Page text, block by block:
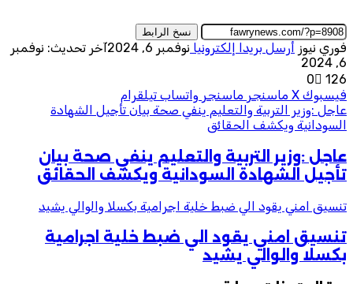
نسخ الرابط
فوري نيوز أرسل بريدا إلكترونيا نوفمبر 6, 2024
آخر تحديث: نوفمبر
6, 2024
0
126
فيسبوك ‫X ماسنجر ماسنجر واتساب تيلقرام
عاجل :وزير التربية والتعليم ينفي صحة بيان تأجيل الشهادة
السودانية ويكشف الحقائق
عاجل :وزير التربية والتعليم ينفي صحة بيان
تأجيل الشهادة السودانية ويكشف الحقائق
تنسيق امني يقود الي ضبط خلية اجرامية بكسلا والوالي يشيد
تنسيق امني يقود الي ضبط خلية اجرامية
بكسلا والوالي يشيد